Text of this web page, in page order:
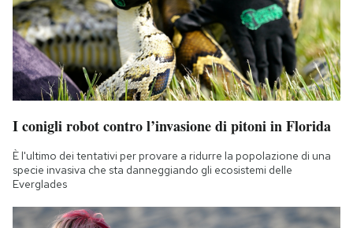
I conigli robot contro l’invasione di pitoni in Florida
È l'ultimo dei tentativi per provare a ridurre la popolazione di una
specie invasiva che sta danneggiando gli ecosistemi delle
Everglades